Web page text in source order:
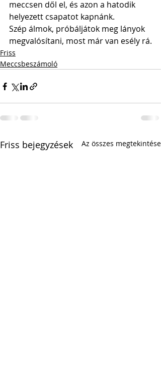
meccsen dől el, és azon a hatodik
helyezett csapatot kapnánk.
Szép álmok, próbáljátok meg lányok
megvalósítani, most már van esély rá.
Friss
Meccsbeszámoló
Friss bejegyzések Az összes megtekintése